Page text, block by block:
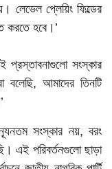
লেভেল প্লেয়িং ফিল্ডের
করতে হবে।’
প্রস্তাবনাগুলো সংস্কার
বলেছি, আমাদের তিনটি
সংস্কার নয়, বরং
এই পরিবর্তনগুলো ছাড়া